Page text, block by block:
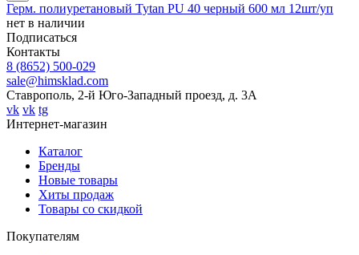
Герм. полиуретановый Tytan PU 40 черный 600 мл 12шт/уп
нет в наличии
Подписаться
Контакты
8 (8652) 500-029
sale@himsklad.com
Ставрополь, 2-й Юго-Западный проезд, д. 3А
vk vk tg
Интернет-магазин
Каталог
Бренды
Новые товары
Хиты продаж
Товары со скидкой
Покупателям